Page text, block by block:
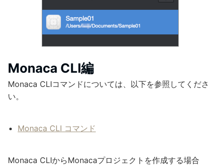
Monaca CLI編
Monaca CLIコマンドについては、以下を参照してくださ
い。
Monaca CLI コマンド
Monaca CLIからMonacaプロジェクトを作成する場合